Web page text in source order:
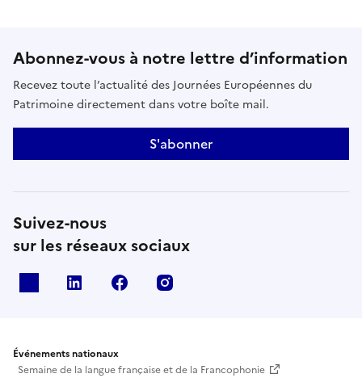
Abonnez-vous à notre lettre d’information
Recevez toute l’actualité des Journées Européennes du
Patrimoine directement dans votre boîte mail.
S'abonner
Suivez-nous
sur les réseaux sociaux
Linkedin Facebook
Événements nationaux
Semaine de la langue française et de la Francophonie